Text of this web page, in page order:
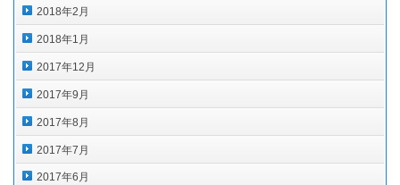
2018年2月
2018年1月
2017年12月
2017年9月
2017年8月
2017年7月
2017年6月